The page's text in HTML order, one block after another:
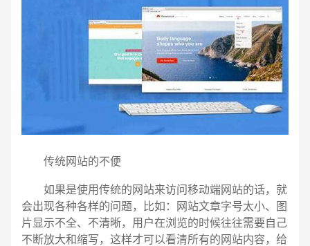
传统网站的不便
如果是使用传统的网站来访问移动端网站的话，就
会出现各种各样的问题，比如：网站文章字号太小、图
片显示不全、不清晰，用户在浏览的时候往往需要自己
不断放大和缩写，这样才可以看清所有的网站内容，给
请输入您的公司名称 名字